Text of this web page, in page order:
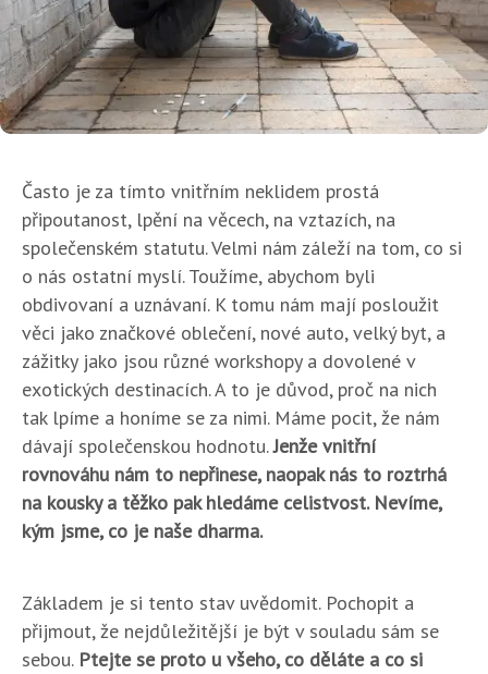
Často je za tímto vnitřním neklidem prostá
připoutanost, lpění na věcech, na vztazích, na
společenském statutu. Velmi nám záleží na tom, co si
o nás ostatní myslí. Toužíme, abychom byli
obdivovaní a uznávaní. K tomu nám mají posloužit
věci jako značkové oblečení, nové auto, velký byt, a
zážitky jako jsou různé workshopy a dovolené v
exotických destinacích. A to je důvod, proč na nich
tak lpíme a honíme se za nimi. Máme pocit, že nám
dávají společenskou hodnotu.Jenže vnitřní
rovnováhu nám to nepřinese, naopak nás to roztrhá
na kousky a těžko pak hledáme celistvost. Nevíme,
kým jsme, co je naše dharma.
Základem je si tento stav uvědomit. Pochopit a
přijmout, že nejdůležitější je být v souladu sám se
sebou. Ptejte se proto u všeho, co děláte a co si